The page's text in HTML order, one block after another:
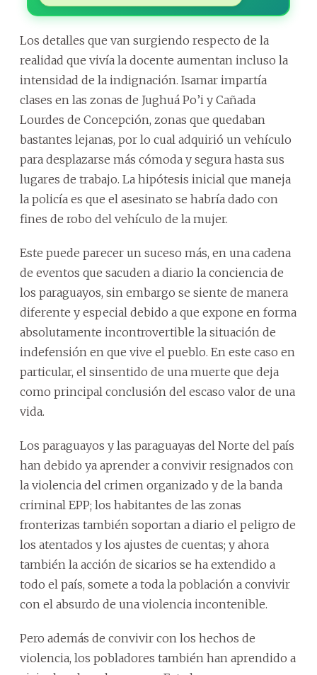
Los detalles que van surgiendo respecto de la
realidad que vivía la docente aumentan incluso la
intensidad de la indignación. Isamar impartía
clases en las zonas de Jughuá Po’i y Cañada
Lourdes de Concepción, zonas que quedaban
bastantes lejanas, por lo cual adquirió un vehículo
para desplazarse más cómoda y segura hasta sus
lugares de trabajo. La hipótesis inicial que maneja
la policía es que el asesinato se habría dado con
fines de robo del vehículo de la mujer.
Este puede parecer un suceso más, en una cadena
de eventos que sacuden a diario la conciencia de
los paraguayos, sin embargo se siente de manera
diferente y especial debido a que expone en forma
absolutamente incontrovertible la situación de
indefensión en que vive el pueblo. En este caso en
particular, el sinsentido de una muerte que deja
como principal conclusión del escaso valor de una
vida.
Los paraguayos y las paraguayas del Norte del país
han debido ya aprender a convivir resignados con
la violencia del crimen organizado y de la banda
criminal EPP; los habitantes de las zonas
fronterizas también soportan a diario el peligro de
los atentados y los ajustes de cuentas; y ahora
también la acción de sicarios se ha extendido a
todo el país, somete a toda la población a convivir
con el absurdo de una violencia incontenible.
Pero además de convivir con los hechos de
violencia, los pobladores también han aprendido a